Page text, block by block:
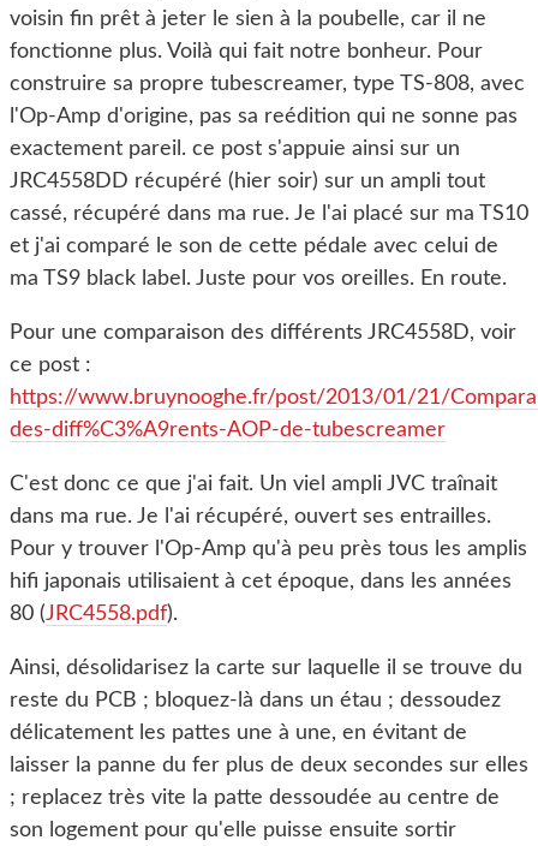
voisin fin prêt à jeter le sien à la poubelle, car il ne
fonctionne plus. Voilà qui fait notre bonheur. Pour
construire sa propre tubescreamer, type TS-808, avec
l'Op-Amp d'origine, pas sa reédition qui ne sonne pas
exactement pareil. ce post s'appuie ainsi sur un
JRC4558DD récupéré (hier soir) sur un ampli tout
cassé, récupéré dans ma rue. Je l'ai placé sur ma TS10
et j'ai comparé le son de cette pédale avec celui de
ma TS9 black label. Juste pour vos oreilles. En route.
Pour une comparaison des différents JRC4558D, voir
ce post :
https://www.bruynooghe.fr/post/2013/01/21/
des-diff%C3%A9rents-AOP-de-tubescreamer
C'est donc ce que j'ai fait. Un viel ampli JVC traînait
dans ma rue. Je l'ai récupéré, ouvert ses entrailles.
Pour y trouver l'Op-Amp qu'à peu près tous les amplis
hifi japonais utilisaient à cet époque, dans les années
80 (JRC4558.pdf).
Ainsi, désolidarisez la carte sur laquelle il se trouve du
reste du PCB ; bloquez-là dans un étau ; dessoudez
délicatement les pattes une à une, en évitant de
laisser la panne du fer plus de deux secondes sur elles
; replacez très vite la patte dessoudée au centre de
son logement pour qu'elle puisse ensuite sortir